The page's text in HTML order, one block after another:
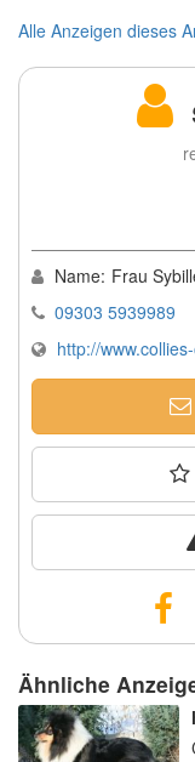
Alle Anzeigen dieses
Name: Frau
09303 5939989
http://
Ähnliche